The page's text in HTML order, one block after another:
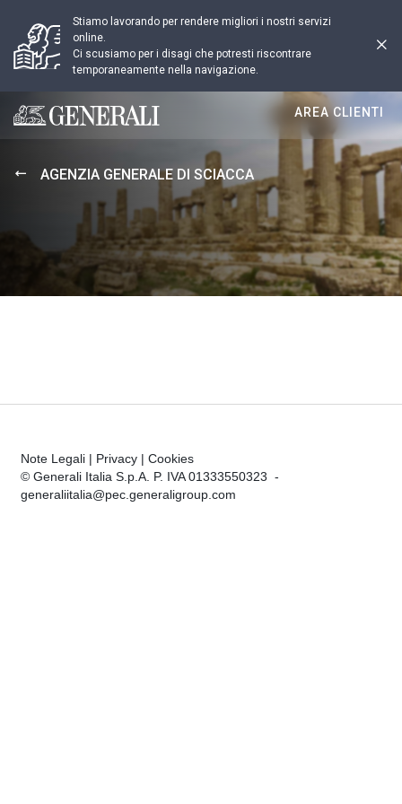
Stiamo lavorando per rendere migliori i nostri servizi
online.
Ci scusiamo per i disagi che potresti riscontrare
temporaneamente nella navigazione.
Generali logo
AREA CLIENTI
AGENZIA GENERALE DI SCIACCA
Note Legali | Privacy | Cookies
© Generali Italia S.p.A. P. IVA 01333550323 -
generaliitalia@pec.generaligroup.com